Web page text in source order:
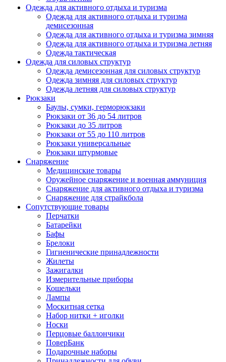
Одежда для активного отдыха и туризма
Одежда для активного отдыха и туризма
демисезонная
Одежда для активного отдыха и туризма зимняя
Одежда для активного отдыха и туризма летняя
Одежда тактическая
Одежда для силовых структур
Одежда демисезонная для силовых структур
Одежда зимняя для силовых структур
Одежда летняя для силовых структур
Рюкзаки
Баулы, сумки, герморюкзаки
Рюкзаки от 36 до 54 литров
Рюкзаки до 35 литров
Рюкзаки от 55 до 110 литров
Рюкзаки универсальные
Рюкзаки штурмовые
Снаряжение
Медицинские товары
Оружейное снаряжение и военная аммуниция
Снаряжение для активного отдыха и туризма
Снаряжение для страйкбола
Сопутствующие товары
Перчатки
Батарейки
Бафы
Брелоки
Гигиенические принадлежности
Жилеты
Зажигалки
Измерительные приборы
Кошельки
Лампы
Москитная сетка
Набор нитки + иголки
Носки
Перцовые баллончики
ПоверБанк
Подарочные наборы